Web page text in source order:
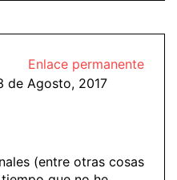
Enlace permanente
de Agosto, 2017
(entre otras cosas